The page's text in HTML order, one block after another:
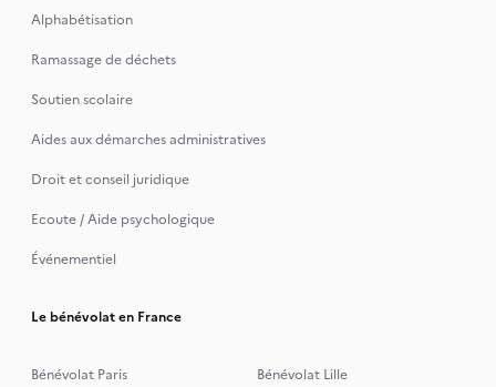
Alphabétisation
Ramassage de déchets
Soutien scolaire
Aides aux démarches administratives
Droit et conseil juridique
Ecoute / Aide psychologique
Événementiel
Le bénévolat en France
Bénévolat Paris
Bénévolat Lille